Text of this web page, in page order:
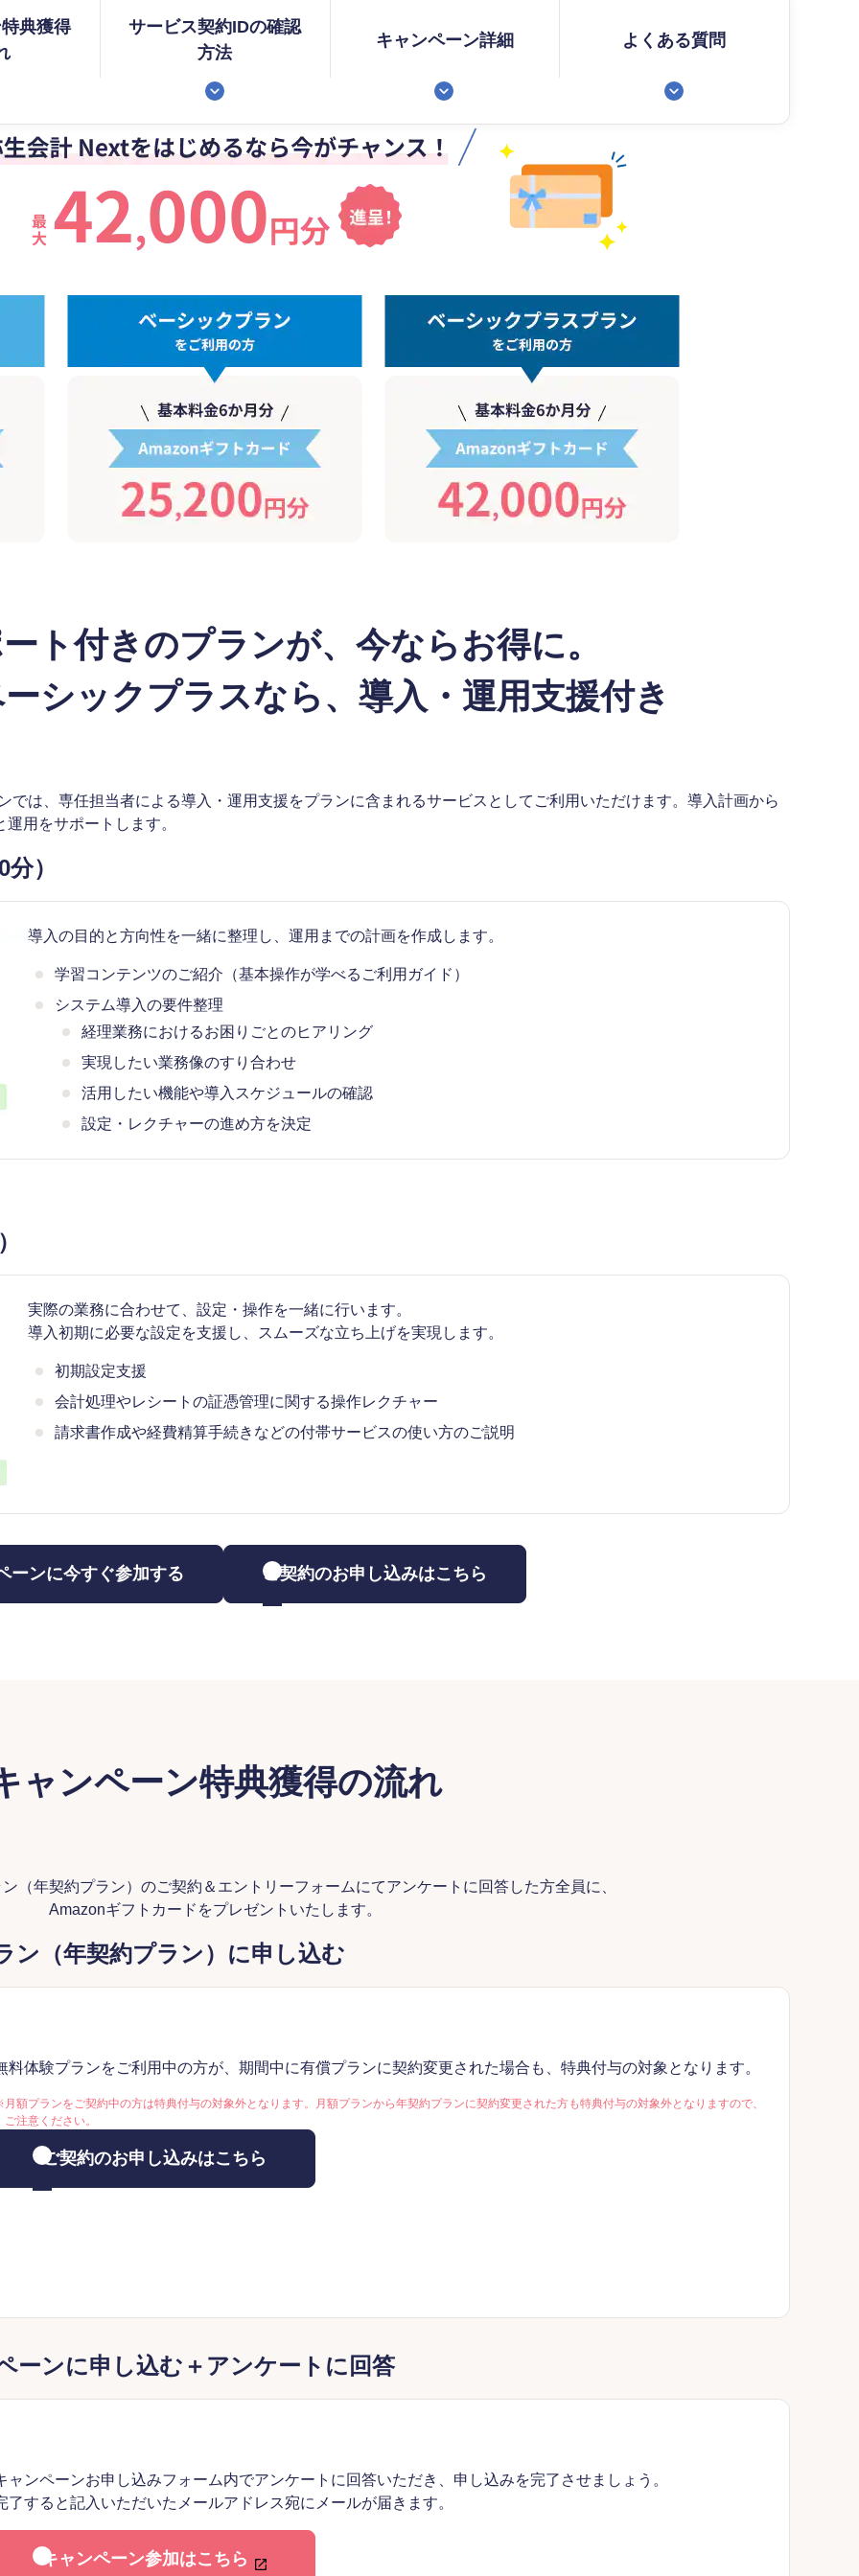
典獲得
サービス契約IDの確認
方法
キャンペーン詳細 よくある質問
ト付きのプランが、今ならお得に。
シックプラスなら、導入・運用支援付き
では、専任担当者による導入・運用支援をプランに含まれるサービスとしてご利用いただけます。導入計画から
用をサポートします。
）
導入の目的と方向性を一緒に整理し、運用までの計画を作成します。
学習コンテンツのご紹介（基本操作が学べるご利用ガイド）
システム導入の要件整理
経理業務におけるお困りごとのヒアリング
実現したい業務像のすり合わせ
活用したい機能や導入スケジュールの確認
設定・レクチャーの進め方を決定
実際の業務に合わせて、設定・操作を一緒に行います。
導入初期に必要な設定を支援し、スムーズな立ち上げを実現します。
初期設定支援
会計処理やレシートの証憑管理に関する操作レクチャー
請求書作成や経費精算手続きなどの付帯サービスの使い方のご説明
ーンに今すぐ参加する ご契約のお申し込みはこちら
ャンペーン特典獲得の流れ
（年契約プラン）のご契約＆エントリーフォームにてアンケートに回答した方全員に、
Amazonギフトカードをプレゼントいたします。
ン（年契約プラン）に申し込む
料体験プランをご利用中の方が、期間中に有償プランに契約変更された場合も、特典付与の対象となります。
月額プランをご契約中の方は特典付与の対象外となります。月額プランから年契約プランに契約変更された方も特典付与の対象外となりますので、
ご注意ください。
ご契約のお申し込みはこちら
ーンに申し込む＋アンケートに回答
ャンペーンお申し込みフォーム内でアンケートに回答いただき、申し込みを完了させましょう。
了すると記入いただいたメールアドレス宛にメールが届きます。
キャンペーン参加はこちら